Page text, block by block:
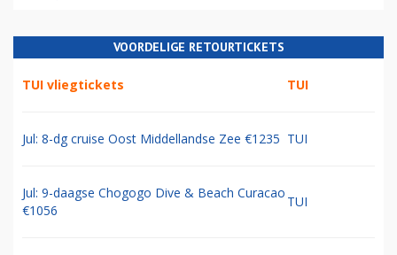
VOORDELIGE RETOURTICKETS
TUI vliegtickets TUI
Jul: 8-dg cruise Oost Middellandse Zee €1235 TUI
Jul: 9-daagse Chogogo Dive & Beach Curacao
€1056
TUI